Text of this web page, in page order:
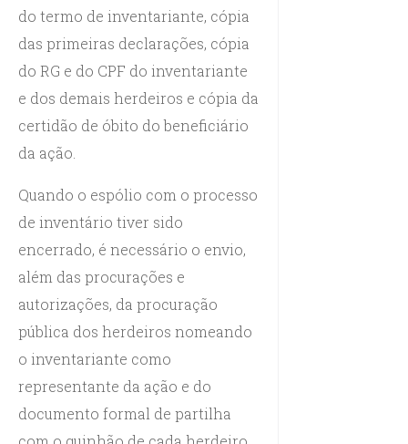
do termo de inventariante, cópia
das primeiras declarações, cópia
do RG e do CPF do inventariante
e dos demais herdeiros e cópia da
certidão de óbito do beneficiário
da ação.
Quando o espólio com o processo
de inventário tiver sido
encerrado, é necessário o envio,
além das procurações e
autorizações, da procuração
pública dos herdeiros nomeando
o inventariante como
representante da ação e do
documento formal de partilha